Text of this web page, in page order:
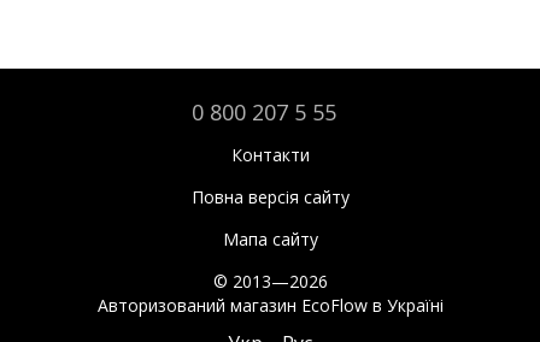
0 800 207 5 55
Контакти
Повна версія сайту
Мапа сайту
© 2013—2026
Авторизований магазин EcoFlow в Україні